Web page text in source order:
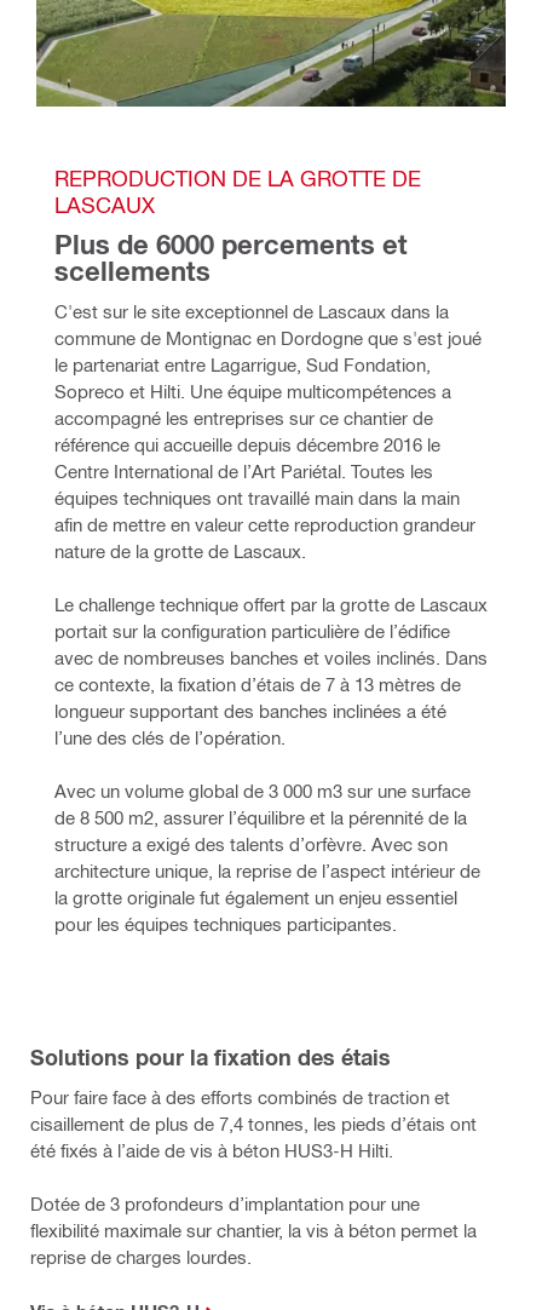
REPRODUCTION DE LA GROTTE DE
LASCAUX
Plus de 6000 percements et
scellements
C'est sur le site exceptionnel de Lascaux dans la
commune de Montignac en Dordogne que s'est joué
le partenariat entre Lagarrigue, Sud Fondation,
Sopreco et Hilti. Une équipe multicompétences a
accompagné les entreprises sur ce chantier de
référence qui accueille depuis décembre 2016 le
Centre International de l’Art Pariétal. Toutes les
équipes techniques ont travaillé main dans la main
afin de mettre en valeur cette reproduction grandeur
nature de la grotte de Lascaux.
Le challenge technique offert par la grotte de Lascaux
portait sur la configuration particulière de l’édifice
avec de nombreuses banches et voiles inclinés. Dans
ce contexte, la fixation d’étais de 7 à 13 mètres de
longueur supportant des banches inclinées a été
l’une des clés de l’opération.
Avec un volume global de 3 000 m3 sur une surface
de 8 500 m2, assurer l’équilibre et la pérennité de la
structure a exigé des talents d’orfèvre. Avec son
architecture unique, la reprise de l’aspect intérieur de
la grotte originale fut également un enjeu essentiel
pour les équipes techniques participantes.
Solutions pour la fixation des étais
Pour faire face à des efforts combinés de traction et
cisaillement de plus de 7,4 tonnes, les pieds d’étais ont
été fixés à l’aide de vis à béton HUS3-H Hilti.
Dotée de 3 profondeurs d’implantation pour une
flexibilité maximale sur chantier, la vis à béton permet la
reprise de charges lourdes.